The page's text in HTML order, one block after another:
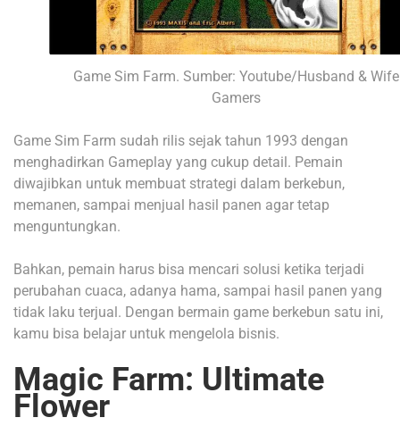
Game Sim Farm. Sumber: Youtube/Husband & Wife
Gamers
Game Sim Farm sudah rilis sejak tahun 1993 dengan
menghadirkan Gameplay yang cukup detail. Pemain
diwajibkan untuk membuat strategi dalam berkebun,
memanen, sampai menjual hasil panen agar tetap
menguntungkan.
Bahkan, pemain harus bisa mencari solusi ketika terjadi
perubahan cuaca, adanya hama, sampai hasil panen yang
tidak laku terjual. Dengan bermain game berkebun satu ini,
kamu bisa belajar untuk mengelola bisnis.
Magic Farm: Ultimate
Flower